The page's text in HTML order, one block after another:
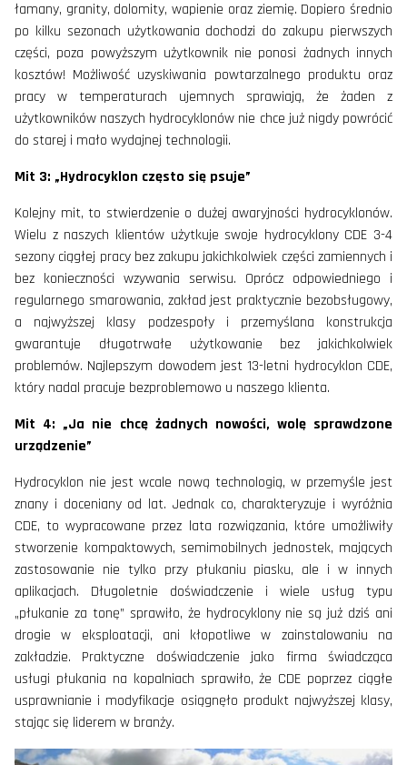
łamany, granity, dolomity, wapienie oraz ziemię. Dopiero średnio
po kilku sezonach użytkowania dochodzi do zakupu pierwszych
części, poza powyższym użytkownik nie ponosi żadnych innych
kosztów! Możliwość uzyskiwania powtarzalnego produktu oraz
pracy w temperaturach ujemnych sprawiają, że żaden z
użytkowników naszych hydrocyklonów nie chce już nigdy powrócić
do starej i mało wydajnej technologii.
Mit 3: „Hydrocyklon często się psuje”
Kolejny mit, to stwierdzenie o dużej awaryjności hydrocyklonów.
Wielu z naszych klientów użytkuje swoje hydrocyklony CDE 3-4
sezony ciągłej pracy bez zakupu jakichkolwiek części zamiennych i
bez konieczności wzywania serwisu. Oprócz odpowiedniego i
regularnego smarowania, zakład jest praktycznie bezobsługowy,
a najwyższej klasy podzespoły i przemyślana konstrukcja
gwarantuje długotrwałe użytkowanie bez jakichkolwiek
problemów. Najlepszym dowodem jest 13-letni hydrocyklon CDE,
który nadal pracuje bezproblemowo u naszego klienta.
Mit 4: „Ja nie chcę żadnych nowości, wolę sprawdzone
urządzenie”
Hydrocyklon nie jest wcale nową technologią, w przemyśle jest
znany i doceniany od lat. Jednak co, charakteryzuje i wyróżnia
CDE, to wypracowane przez lata rozwiązania, które umożliwiły
stworzenie kompaktowych, semimobilnych jednostek, mających
zastosowanie nie tylko przy płukaniu piasku, ale i w innych
aplikacjach. Długoletnie doświadczenie i wiele usług typu
„płukanie za tonę” sprawiło, że hydrocyklony nie są już dziś ani
drogie w eksploatacji, ani kłopotliwe w zainstalowaniu na
zakładzie. Praktyczne doświadczenie jako firma świadcząca
usługi płukania na kopalniach sprawiło, że CDE poprzez ciągłe
usprawnianie i modyfikacje osiągnęło produkt najwyższej klasy,
stając się liderem w branży.